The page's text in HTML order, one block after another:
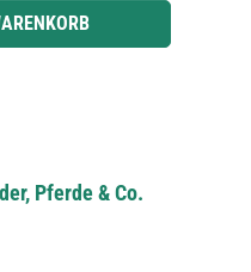
die Schaltflächen um die Anzahl
Pferde & Co.